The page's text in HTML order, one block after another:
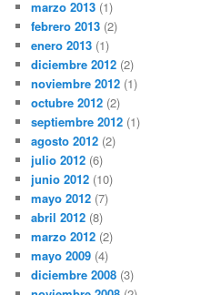
marzo 2013 (1)
febrero 2013 (2)
enero 2013 (1)
diciembre 2012 (2)
noviembre 2012 (1)
octubre 2012 (2)
septiembre 2012 (1)
agosto 2012 (2)
julio 2012 (6)
junio 2012 (10)
mayo 2012 (7)
abril 2012 (8)
marzo 2012 (2)
mayo 2009 (4)
diciembre 2008 (3)